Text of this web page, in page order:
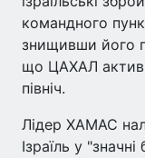
командного
знищивши його
що ЦАХАЛ
північ.
Лідер ХАМАС
Ізраїль у